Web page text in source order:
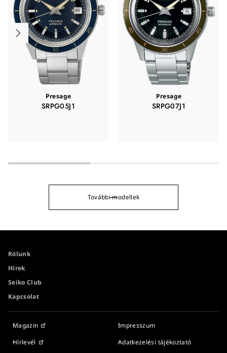
Presage
SRPG05J1
Presage
SRPG07J1
További modellek
Rólunk
Hírek
Seiko Club
Kapcsolat
Magazin
Hírlevél
Impresszum
Adatkezelési tájékoztató